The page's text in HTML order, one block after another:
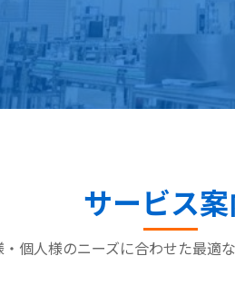
サービス
個人様のニーズに合わせた最適